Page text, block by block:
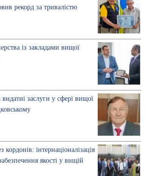
рекорд за тривалістю
із закладами вищої
заслуги у сфері вищої
кордонів: інтернаціоналізація
якості у вищій